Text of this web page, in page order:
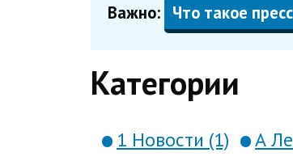
Важно: Что такое
Категории
1 Новости (1) А